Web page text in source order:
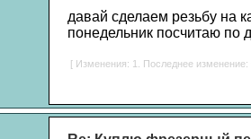
давай сделаем резьбу на
понедельник посчитаю по
[ Изменения: 1. Последнее